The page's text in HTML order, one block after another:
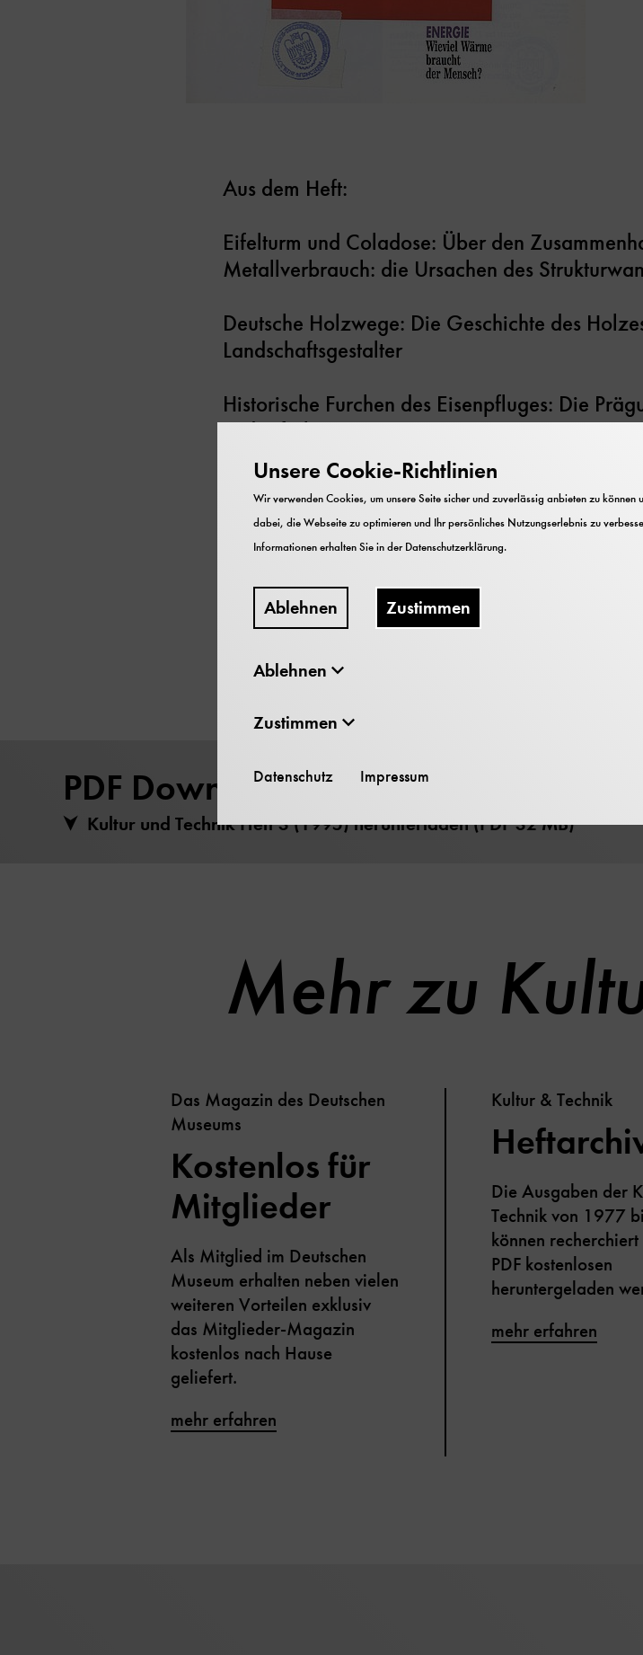
Aus dem Heft:
Eifelturm und Coladose: Über den
Metallverbrauch: die Ursachen des
Deutsche Holzwege: Die Geschichte des
Landschaftsgestalter
Historische Furchen des Eisenpfluges: Die
in der frühen Eisenzeit
Kultur und Technik Heft 3 (1995)
Zeitschrift des Deutschen Museums
1995 Deutsches Museum und C.H.Beck
66 Seiten
ISSN 0344-5690
PDF Download
Kultur und Technik Heft 3 (1995) herunterladen (PDF 32 MB)
Mehr zu
Das Magazin des Deutschen
Museums
Kostenlos für
Mitglieder
Als Mitglied im Deutschen
Museum erhalten neben vielen
weiteren Vorteilen exklusiv
das Mitglieder-Magazin
kostenlos nach Hause
geliefert.
mehr erfahren
Kultur & Technik
Die Ausgaben der
Technik von 1977
können
PDF kostenlosen
heruntergeladen
mehr erfahren
Unsere Cookie-Richtlinien
Wir verwenden Cookies, um unsere Seite sicher und zuverlässig anbieten zu
dabei, die Webseite zu optimieren und Ihr persönliches Nutzungserlebnis zu
Informationen erhalten Sie in derDatenschutzerklärung.
Ablehnen Zustimmen
Ablehnen
Zustimmen
Datenschutz Impressum